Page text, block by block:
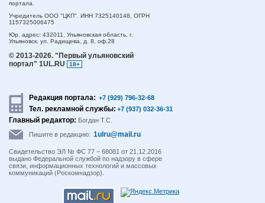
портала.
Учредитель ООО "ЦКП". ИНН 7325140148, ОГРН
1157325006475
Юр. адрес: 432011, Ульяновская область, г.
Ульяновск, ул. Радищева, д. 8, оф.28
© 2013-2026. "Первый ульяновский
портал" 1UL.RU
18+
Редакция портала: +7 (929) 796-32-68
Тел. рекламной службы: +7 (937) 032-36-31
Главный редактор: Богдан Т.С.
Пишите в редакцию: 1ulru@mail.ru
Свидетельство ЭЛ № ФС 77 – 68081 от 21.12.2016
выдано Федеральной службой по надзору в сфере
связи, информационных технологий и массовых
коммуникаций (Роскомнадзор).